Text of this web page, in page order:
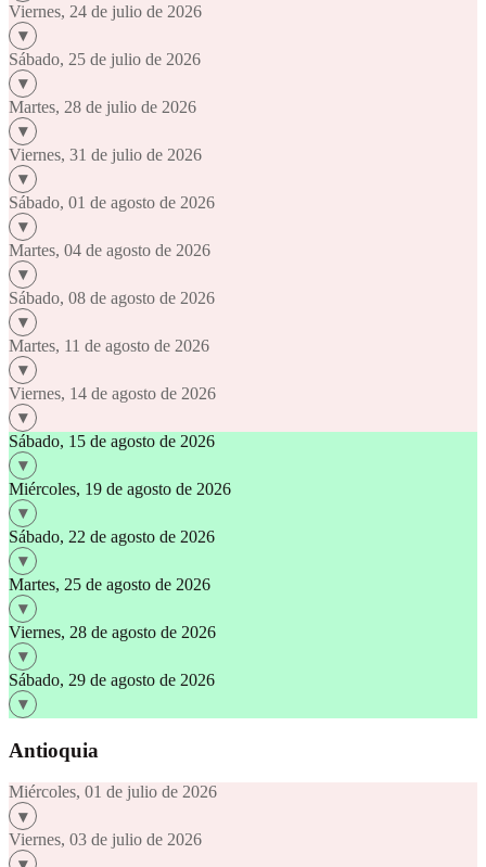
Viernes, 24 de julio de 2026
Sábado, 25 de julio de 2026
Martes, 28 de julio de 2026
Viernes, 31 de julio de 2026
Sábado, 01 de agosto de 2026
Martes, 04 de agosto de 2026
Sábado, 08 de agosto de 2026
Martes, 11 de agosto de 2026
Viernes, 14 de agosto de 2026
Sábado, 15 de agosto de 2026
Miércoles, 19 de agosto de 2026
Sábado, 22 de agosto de 2026
Martes, 25 de agosto de 2026
Viernes, 28 de agosto de 2026
Sábado, 29 de agosto de 2026
Antioquia
Miércoles, 01 de julio de 2026
Viernes, 03 de julio de 2026